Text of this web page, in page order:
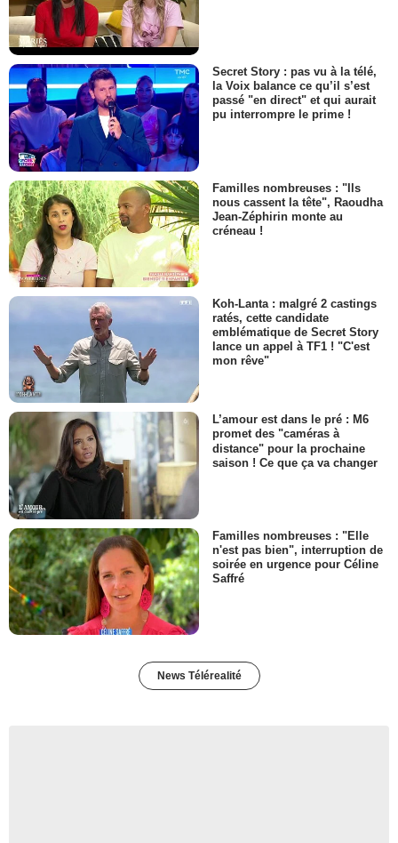
Secret Story : pas vu à la télé,
la Voix balance ce qu’il s’est
passé "en direct" et qui aurait
pu interrompre le prime !
Familles nombreuses : "Ils
nous cassent la tête", Raoudha
Jean-Zéphirin monte au
créneau !
Koh-Lanta : malgré 2 castings
ratés, cette candidate
emblématique de Secret Story
lance un appel à TF1 ! "C'est
mon rêve"
L’amour est dans le pré : M6
promet des "caméras à
distance" pour la prochaine
saison ! Ce que ça va changer
Familles nombreuses : "Elle
n'est pas bien", interruption de
soirée en urgence pour Céline
Saffré
News Télérealité